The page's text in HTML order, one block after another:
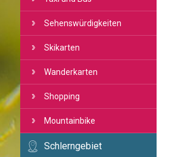
Sehenswürdigkeiten
Skikarten
Wanderkarten
Shopping
Mountainbike
Schlerngebiet